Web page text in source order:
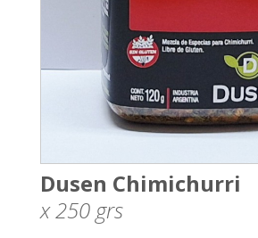
Dusen Chimichurri
x 250 grs